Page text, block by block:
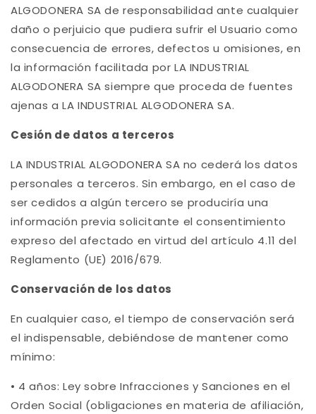
ALGODONERA SA de responsabilidad ante cualquier
daño o perjuicio que pudiera sufrir el Usuario como
consecuencia de errores, defectos u omisiones, en
la información facilitada por LA INDUSTRIAL
ALGODONERA SA siempre que proceda de fuentes
ajenas a LA INDUSTRIAL ALGODONERA SA.
Cesión de datos a terceros
LA INDUSTRIAL ALGODONERA SA no cederá los datos
personales a terceros. Sin embargo, en el caso de
ser cedidos a algún tercero se produciría una
información previa solicitante el consentimiento
expreso del afectado en virtud del artículo 4.11 del
Reglamento (UE) 2016/679.
Conservación de los datos
En cualquier caso, el tiempo de conservación será
el indispensable, debiéndose de mantener como
mínimo:
• 4 años: Ley sobre Infracciones y Sanciones en el
Orden Social (obligaciones en materia de afiliación,